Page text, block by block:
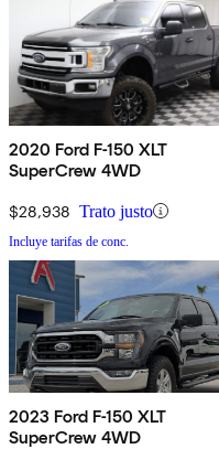
2020 Ford F-150 XLT
SuperCrew 4WD
$28,938 Trato justo
Incluye tarifas de conc.
2023 Ford F-150 XLT
SuperCrew 4WD